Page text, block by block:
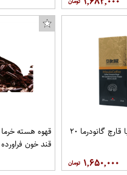
قهوه ماسالا با قارچ گانودرما ۲۰
۱,۶۵۰,۰۰۰
قهوه هسته
قند خون